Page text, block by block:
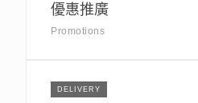
優惠推廣
Promotions
DELIVERY